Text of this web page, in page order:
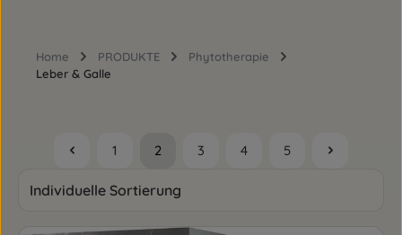
Home PRODUKTE
Phytotherapie
Leber & Galle
Seite
1 Seite
2 Seite
3 Seite
4 Seite
5